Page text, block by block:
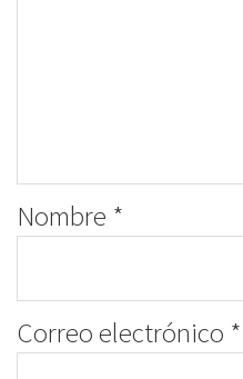
Nombre *
Correo electrónico *